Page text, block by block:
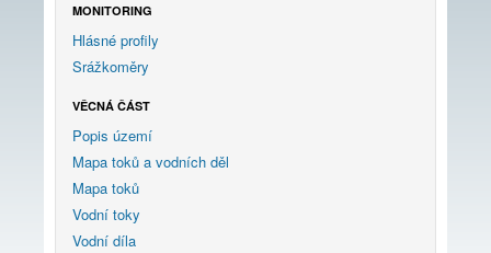
MONITORING
Hlásné profily
Srážkoměry
VĚCNÁ ČÁST
Popis území
Mapa toků a vodních děl
Mapa toků
Vodní toky
Vodní díla